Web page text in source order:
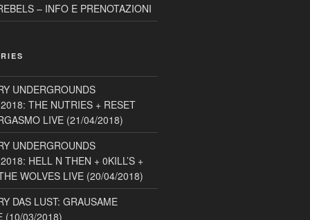
– INFO E PRENOTAZIONI
UNDERGROUNDS
THE NUTRIES + RESET
LIVE (21/04/2018)
UNDERGROUNDS
HELL N THEN + 0KILL’S +
WOLVES LIVE (20/04/2018)
DAS LUST: GRAUSAME
(10/03/2018)